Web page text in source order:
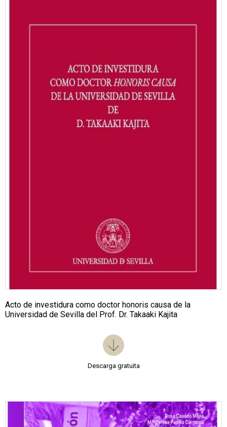
Acto de investidura como doctor honoris causa de la
Universidad de Sevilla del Prof. Dr. Takaaki Kajita
Descarga gratuita